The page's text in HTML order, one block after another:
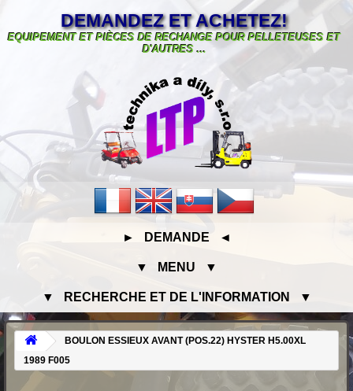
DEMANDEZ ET ACHETEZ!
EQUIPEMENT ET PIÈCES DE RECHANGE POUR PELLETEUSES ET
D'AUTRES ...
► DEMANDE ◄
▼ MENU ▼
▼ RECHERCHE ET DE L'INFORMATION ▼
BOULON ESSIEUX AVANT (POS.22) HYSTER H5.00XL
1989 F005